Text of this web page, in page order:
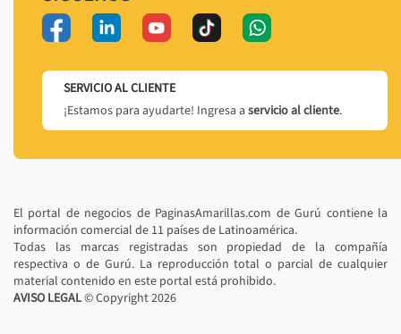
SERVICIO AL CLIENTE
¡Estamos para ayudarte! Ingresa a servicio al cliente.
El portal de negocios de PaginasAmarillas.com de Gurú contiene la
información comercial de 11 países de Latinoamérica.
Todas las marcas registradas son propiedad de la compañía
respectiva o de Gurú. La reproducción total o parcial de cualquier
material contenido en este portal está prohibido.
AVISO LEGAL© Copyright2026